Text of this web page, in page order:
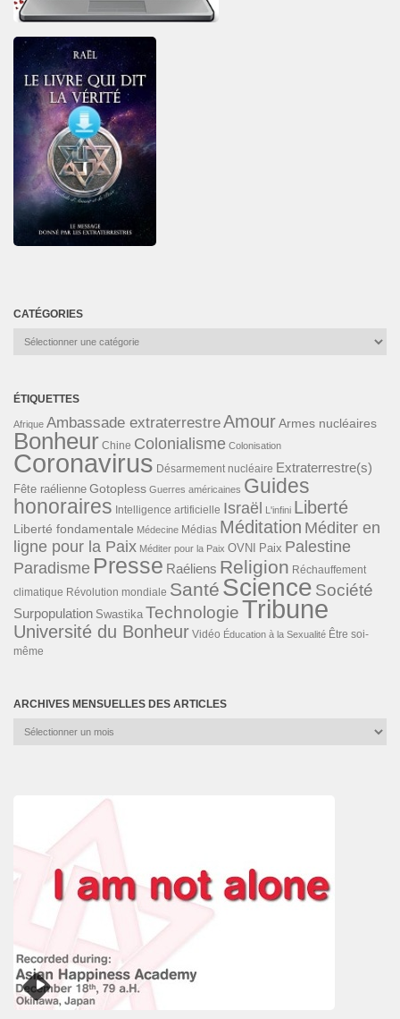
CATÉGORIES
Catégories
ÉTIQUETTES
Afrique Ambassade extraterrestreAmourArmes nucléaires
Bonheur Chine Colonialisme Colonisation
Coronavirus Désarmement nucléaire Extraterrestre(s)
Fête raélienne Gotopless Guerres américaines Guides
honoraires Intelligence artificielle Israël L'infini Liberté
Liberté fondamentale Médecine Médias Méditation Méditer en
ligne pour la Paix Méditer pour la Paix OVNI Paix Palestine
Paradisme Presse Raéliens Religion Réchauffement
climatique Révolution mondiale Santé Science Société
Surpopulation Swastika TechnologieTribune
Université du Bonheur Vidéo Éducation à la Sexualité Être soi-
même
ARCHIVES MENSUELLES DES ARTICLES
Archives